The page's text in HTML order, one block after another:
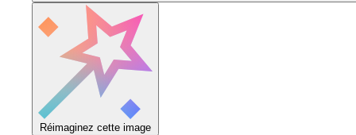
Réimaginez cette image